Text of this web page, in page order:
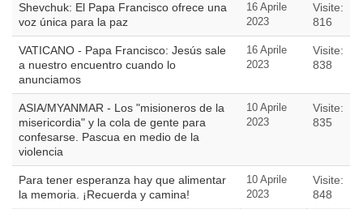
Shevchuk: El Papa Francisco ofrece una
voz única para la paz
16 Aprile
2023
Visite:
816
VATICANO - Papa Francisco: Jesús sale
a nuestro encuentro cuando lo
anunciamos
16 Aprile
2023
Visite:
838
ASIA/MYANMAR - Los "misioneros de la
misericordia" y la cola de gente para
confesarse. Pascua en medio de la
violencia
10 Aprile
2023
Visite:
835
Para tener esperanza hay que alimentar
la memoria. ¡Recuerda y camina!
10 Aprile
2023
Visite:
848